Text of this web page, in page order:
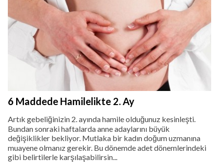
6 Maddede Hamilelikte 2. Ay
Artık gebeliğinizin 2. ayında hamile olduğunuz kesinleşti.
Bundan sonraki haftalarda anne adaylarını büyük
değişiklikler bekliyor. Mutlaka bir kadın doğum uzmanına
muayene olmanız gerekir. Bu dönemde adet dönemlerindeki
gibi belirtilerle karşılaşabilirsin...